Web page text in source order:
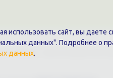
350051, Краснодарский
сайт, вы даете
данных". Подробнее о
данных.